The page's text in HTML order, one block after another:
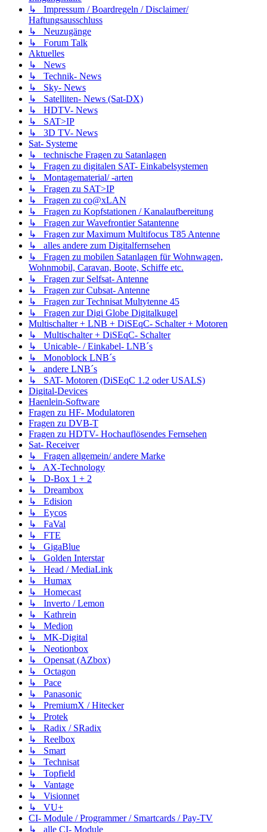
↳ Impressum / Boardregeln / Disclaimer/
Haftungsausschluss
↳ Neuzugänge
↳ Forum Talk
Aktuelles
↳ News
↳ Technik- News
↳ Sky- News
↳ Satelliten- News (Sat-DX)
↳ HDTV- News
↳ SAT>IP
↳ 3D TV- News
Sat- Systeme
↳ technische Fragen zu Satanlagen
↳ Fragen zu digitalen SAT- Einkabelsystemen
↳ Montagematerial/ -arten
↳ Fragen zu SAT>IP
↳ Fragen zu co@xLAN
↳ Fragen zu Kopfstationen / Kanalaufbereitung
↳ Fragen zur Wavefrontier Satantenne
↳ Fragen zur Maximum Multifocus T85 Antenne
↳ alles andere zum Digitalfernsehen
↳ Fragen zu mobilen Satanlagen für Wohnwagen,
Wohnmobil, Caravan, Boote, Schiffe etc.
↳ Fragen zur Selfsat- Antenne
↳ Fragen zur Cubsat- Antenne
↳ Fragen zur Technisat Multytenne 45
↳ Fragen zur Digi Globe Digitalkugel
Multischalter + LNB + DiSEqC- Schalter + Motoren
↳ Multischalter + DiSEqC- Schalter
↳ Unicable- / Einkabel- LNB´s
↳ Monoblock LNB´s
↳ andere LNB´s
↳ SAT- Motoren (DiSEqC 1.2 oder USALS)
Digital-Devices
Haenlein-Software
Fragen zu HF- Modulatoren
Fragen zu DVB-T
Fragen zu HDTV- Hochauflösendes Fernsehen
Sat- Receiver
↳ Fragen allgemein/ andere Marke
↳ AX-Technology
↳ D-Box 1 + 2
↳ Dreambox
↳ Edision
↳ Eycos
↳ FaVal
↳ FTE
↳ GigaBlue
↳ Golden Interstar
↳ Head / MediaLink
↳ Humax
↳ Homecast
↳ Inverto / Lemon
↳ Kathrein
↳ Medion
↳ MK-Digital
↳ Neotionbox
↳ Opensat (AZbox)
↳ Octagon
↳ Pace
↳ Panasonic
↳ PremiumX / Hitecker
↳ Protek
↳ Radix / SRadix
↳ Reelbox
↳ Smart
↳ Technisat
↳ Topfield
↳ Vantage
↳ Visionnet
↳ VU+
CI- Module / Programmer / Smartcards / Pay-TV
↳ alle CI- Module